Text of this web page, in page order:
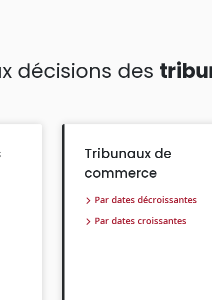
décisions des
Tribunaux de
commerce
Par dates décroissantes
Par dates croissantes